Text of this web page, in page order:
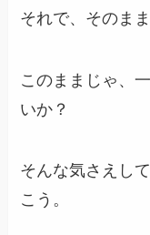
それで、そのま
このままじゃ、
いか？
そんな気さえし
こう。